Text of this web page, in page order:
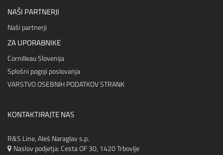
NAŠI PARTNERJI
Naši partnerji
ZA UPORABNIKE
Cornilleau Slovenija
Splošni pogoji poslovanja
VARSTVO OSEBNIH PODATKOV STRANK
KONTAKTIRAJTE NAS
R&S Line, Aleš Naraglav s.p.
Naslov podjetja: Cesta OF 30, 1420 Trbovlje